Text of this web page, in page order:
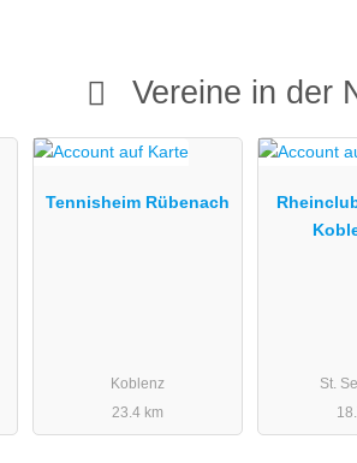
Vereine in der
Tennisheim Rübenach
Koblenz
23.4 km
St.